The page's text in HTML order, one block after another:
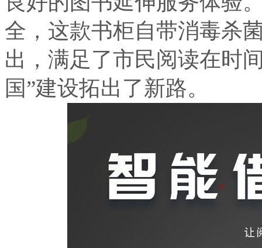
全，这款书柜自带消毒杀
出，满足了市民阅读在时
国”建设拓出了新路。